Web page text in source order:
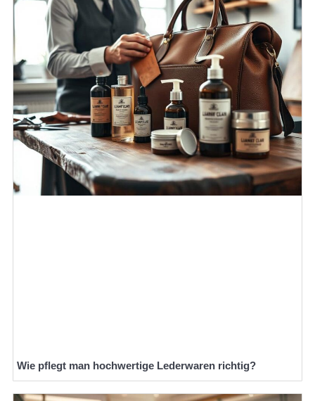
Wie pflegt man hochwertige Lederwaren richtig?